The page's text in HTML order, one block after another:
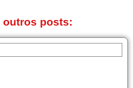
outros posts: